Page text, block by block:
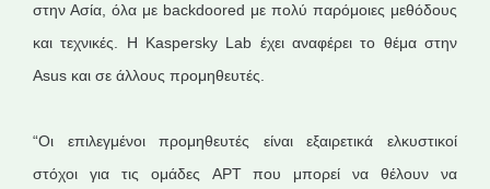
στην Ασία, όλα με backdoored με πολύ παρόμοιες μεθόδους
και τεχνικές. Η Kaspersky Lab έχει αναφέρει το θέμα στην
Asus και σε άλλους προμηθευτές.
“Οι επιλεγμένοι προμηθευτές είναι εξαιρετικά ελκυστικοί
στόχοι για τις ομάδες APT που μπορεί να θέλουν να